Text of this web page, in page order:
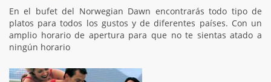
En el bufet del Norwegian Dawn encontrarás todo tipo de
platos para todos los gustos y de diferentes países. Con un
amplio horario de apertura para que no te sientas atado a
ningún horario